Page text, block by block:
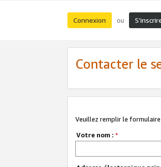
Connexion ou
Contacter le
Veuillez remplir le formulaire
Votre nom : *